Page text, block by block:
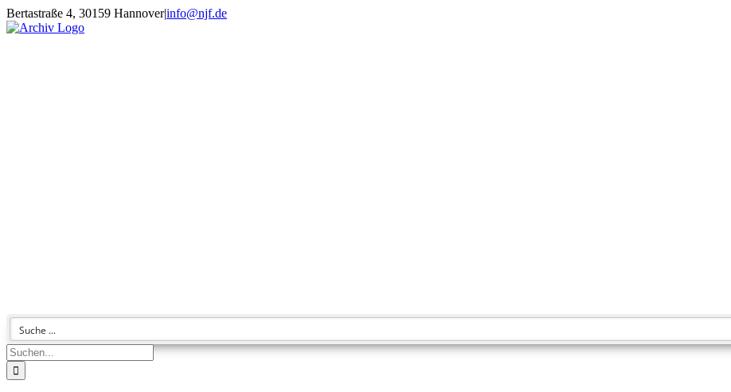
Zum
Inhalt
Bertastraße 4, 30159 Hannover|info@njf.de
Facebook
Instagram
YouTube
E-
Suche
nach: